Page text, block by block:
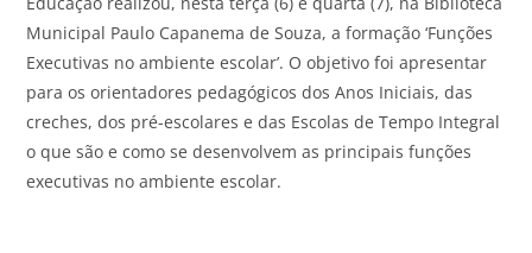
Municipal Paulo Capanema de Souza, a formação ‘Funções
Executivas no ambiente escolar’. O objetivo foi apresentar
para os orientadores pedagógicos dos Anos Iniciais, das
creches, dos pré-escolares e das Escolas de Tempo Integral
o que são e como se desenvolvem as principais funções
executivas no ambiente escolar.